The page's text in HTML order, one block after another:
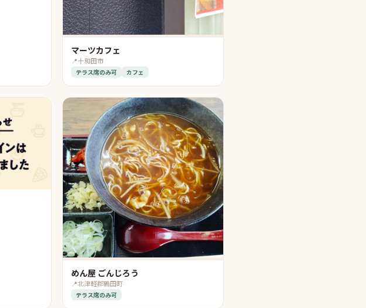
マーツカフェ
📍十和田市
テラス席のみ可 カフェ
めん屋 ごんじろう
📍北津軽郡鶴田町
テラス席のみ可